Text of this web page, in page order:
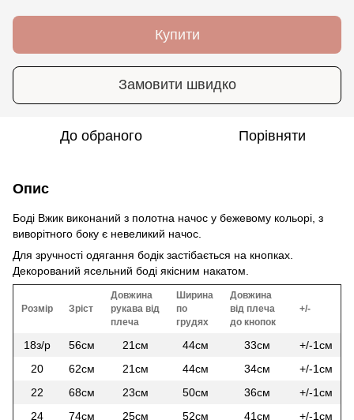
Купити
Замовити швидко
До обраного Порівняти
Опис
Боді Вжик виконаний з полотна начос у бежевому кольорі, з
виворітного боку є невеликий начос.
Для зручності одягання бодік застібається на кнопках.
Декорований ясельний боді якісним накатом.
Розмір Зріст
Довжина
рукава від
плеча
Ширина
по
грудях
Довжина
від плеча
до кнопок
+/-
18з/р 56см 21см 44см 33см
+/-1см
20
62см 21см 44см 34см
+/-1см
22
68см 23см 50см 36см
+/-1см
24
74см 25см 52см 41см
+/-1см